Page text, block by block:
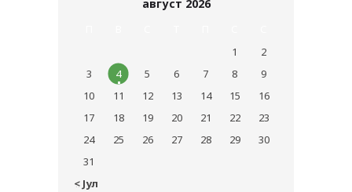
август 2026
« Јул
1
2
3
4 5 6 7 8
9
10
11 12 13 14 15
16
17
18 19 20 21 22
23
24
25 26 27 28 29
30
31